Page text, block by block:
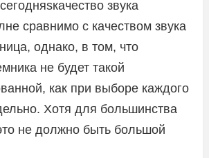
звука
сравнимо с качеством звука
однако, в том, что
не будет такой
как при выборе каждого
Хотя для большинства
не должно быть большой